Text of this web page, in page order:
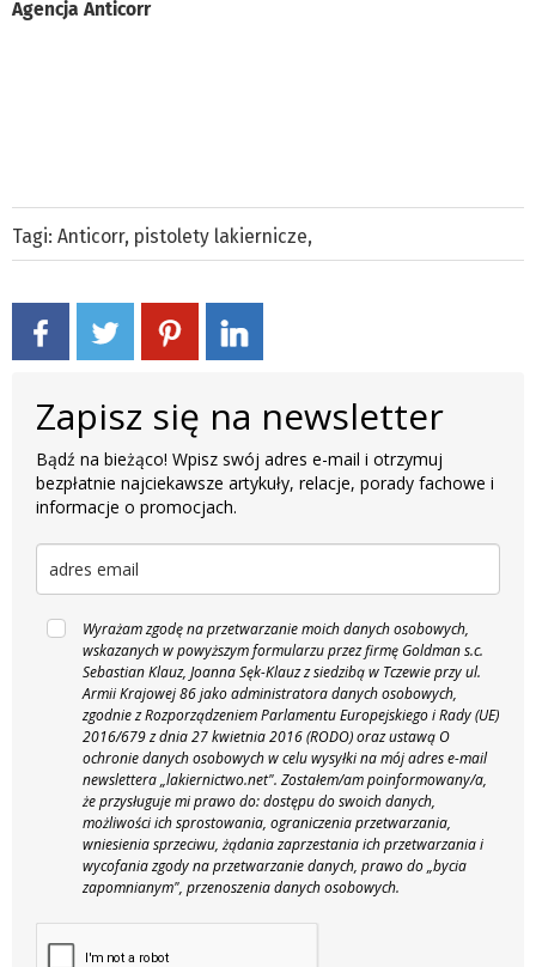
Agencja Anticorr
Tagi: Anticorr, pistolety lakiernicze,
Zapisz się na newsletter
Bądź na bieżąco! Wpisz swój adres e-mail i otrzymuj
bezpłatnie najciekawsze artykuły, relacje, porady fachowe i
informacje o promocjach.
Wyrażam zgodę na przetwarzanie moich danych osobowych,
wskazanych w powyższym formularzu przez firmę Goldman s.c.
Sebastian Klauz, Joanna Sęk-Klauz z siedzibą w Tczewie przy ul.
Armii Krajowej 86 jako administratora danych osobowych,
zgodnie z Rozporządzeniem Parlamentu Europejskiego i Rady (UE)
2016/679 z dnia 27 kwietnia 2016 (RODO) oraz ustawą O
ochronie danych osobowych w celu wysyłki na mój adres e-mail
newslettera „lakiernictwo.net". Zostałem/am poinformowany/a,
że przysługuje mi prawo do: dostępu do swoich danych,
możliwości ich sprostowania, ograniczenia przetwarzania,
wniesienia sprzeciwu, żądania zaprzestania ich przetwarzania i
wycofania zgody na przetwarzanie danych, prawo do „bycia
zapomnianym", przenoszenia danych osobowych.